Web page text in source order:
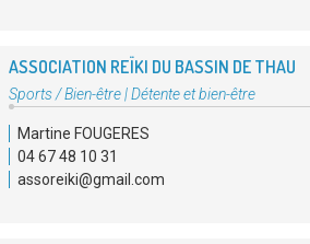
ASSOCIATION REÏKI DU BASSIN DE THAU
Type
:
Sports / Bien-être|Détente et bien-être
Martine FOUGERES
04 67 48 10 31
assoreiki@gmail.com